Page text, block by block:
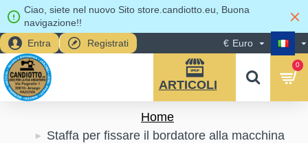
Ciao, siete nel nuovo Sito store.candiotto.eu, Buona
navigazione!!
Entra
Registrati € Euro
0
Home
Staffa per fissare il bordatore alla macchina